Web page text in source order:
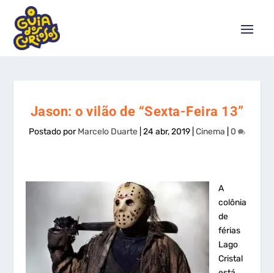
Jason: o vilão de “Sexta-Feira 13”
Postado porMarcelo Duarte 24 abr, 2019 Cinema 0
A
colônia
de
férias
Lago
Cristal